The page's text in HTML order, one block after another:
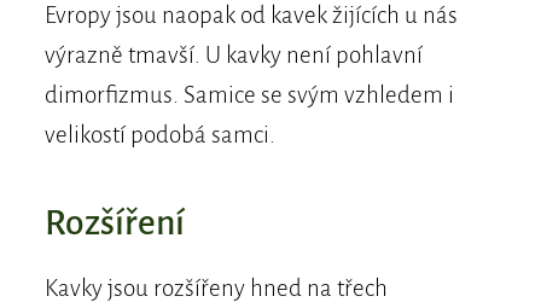
Evropy jsou naopak od kavek žijících u nás
výrazně tmavší. U kavky není pohlavní
dimorfizmus. Samice se svým vzhledem i
velikostí podobá samci.
Rozšíření
Kavky jsou rozšířeny hned na třech